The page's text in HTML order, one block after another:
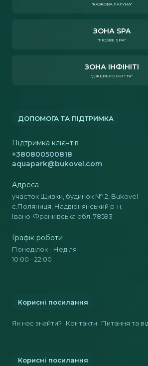
"КАЗКОВА ЛАГУНА"
ЗОНА SPA
"ЛІСОВЕ SPA"
ЗОНА ІНФІНІТІ
"ДЖЕРЕЛО ЖИТТЯ"
ДОПОМОГА ТА ПІДТРИМКА
Підтримка клієнтів
+380800500818
aquapark@bukovel.com
Адреса
участок Щивки, будинок № 2, Bukovel
с.Поляниця, Надвірнянський р-н,
Івано-Франківська обл, 78593
Графік роботи
Понеділок - Неділя
10:00 - 22:00
Корисні посилання
Як нас знайти? Контакти Питання та
Корисні посилання